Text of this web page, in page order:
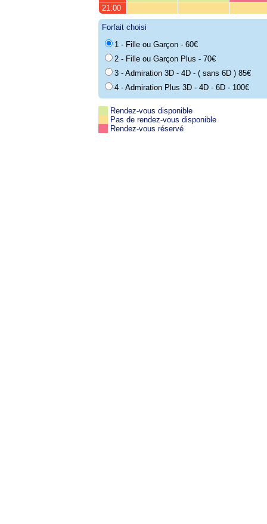
21:00
Forfait choisi
1 - Fille ou Garçon - 60€
2 - Fille ou Garçon Plus - 70€
3 - Admiration 3D - 4D - ( sans 6D ) 85€
4 - Admiration Plus 3D - 4D - 6D - 100€
Rendez-vous disponible
Pas de rendez-vous disponible
Rendez-vous réservé